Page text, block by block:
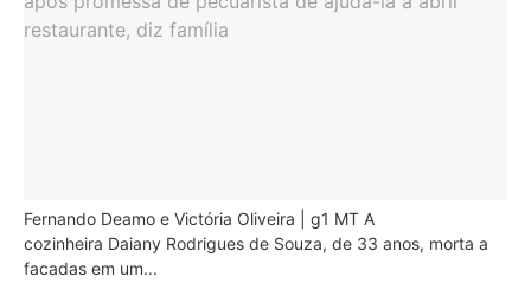
Fernando Deamo e Victória Oliveira | g1 MT A
cozinheira Daiany Rodrigues de Souza, de 33 anos, morta a
facadas em um...